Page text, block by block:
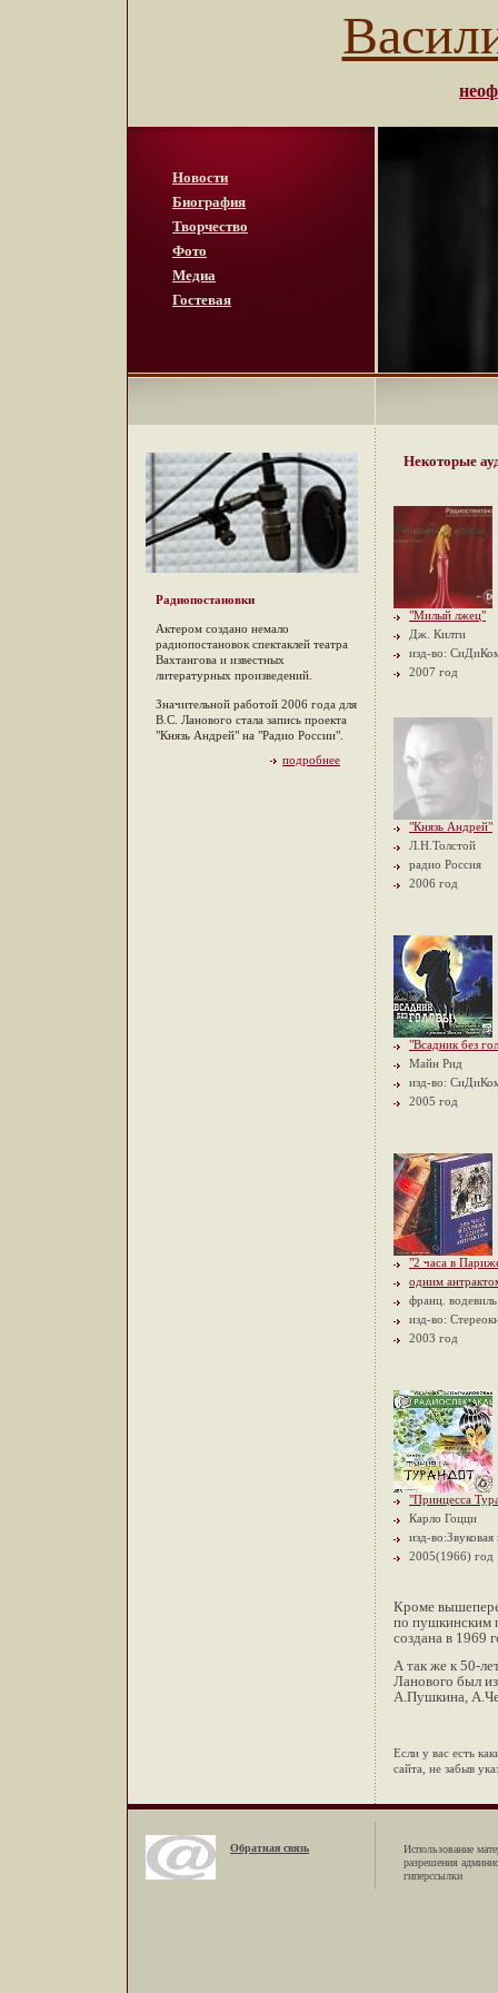
Новости
Биография
Творчество
Фото
Медиа
Гостевая
Радиопостановки
Актером создано немало
радиопостановок спектаклей театра
Вахтангова и известных
литературных произведений.
Значительной работой 2006 года для
В.С. Ланового стала запись проекта
"Князь Андрей" на "Радио России".
подробнее
Некоторые
"Милый лжец"
Дж. Килти
изд-во:
2007 год
"Князь Андрей"
Л.Н.Толстой
радио Россия
2006 год
"Всадник без
Майн Рид
изд-во:
2005 год
"2 часа в
одним
франц. водевиль
изд-во:
2003 год
"Принцесса
Карло Гоцци
изд-во:Звуковая
2005(1966) год
Кроме
по пушкинским
создана в 1969
А так же к 50-
Ланового был
А.Пушкина,
Если у вас есть
сайта, не забыв
Обратная связь
Использование
разрешения
гиперссылки